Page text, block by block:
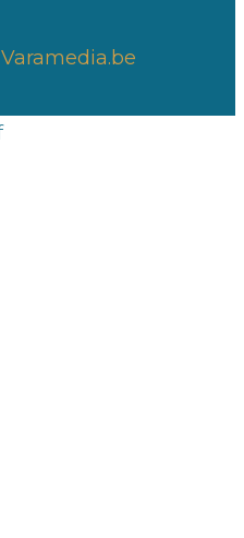
Varamedia.be